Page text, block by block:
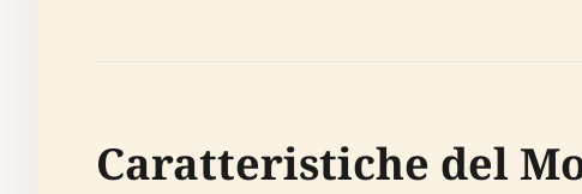
Caratteristiche del